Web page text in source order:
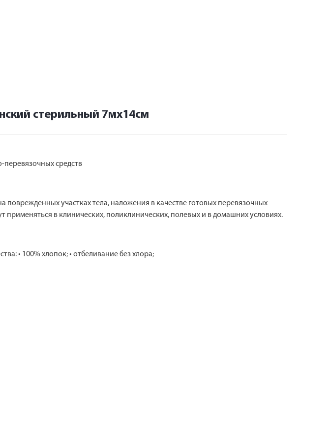
стерильный 7мх14см
средств
участках тела, наложения в качестве готовых перевязочных
применяться в клинических, поликлинических, полевых и в домашних условиях.
• 100% хлопок; • отбеливание без хлора;